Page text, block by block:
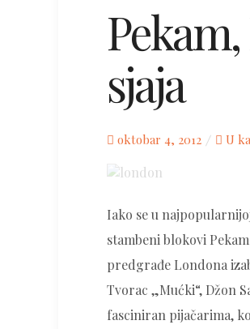
sjaja
Posted
on
oktobar 4, 2012 U
Iako se u
stambeni blokovi
predgrađe Londona
Tvorac „Mućki“, Džon
fasciniran pijačarima,